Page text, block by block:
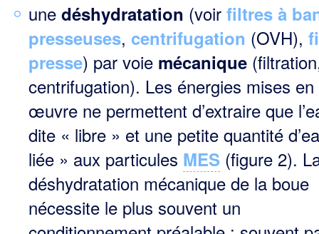
une déshydratation (voir filtres à
presseuses, centrifugation (OVH),
presse) par voie mécanique
centrifugation). Les énergies mises en
œuvre ne permettent d’extraire que
dite « libre » et une petite quantité
liée » aux particu­les MES (figure 2).
déshydratation mécanique de la boue
nécessite le plus souvent un